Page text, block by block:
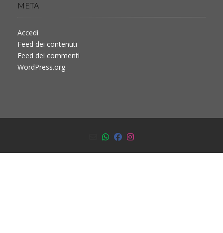
META
Accedi
Feed dei contenuti
Feed dei commenti
WordPress.org